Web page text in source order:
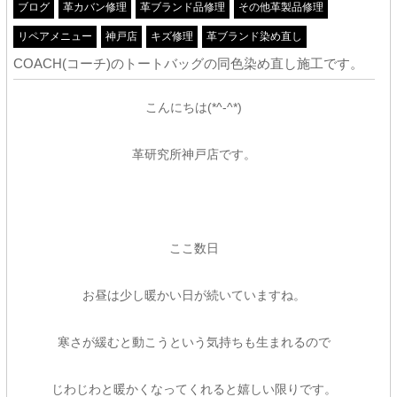
ブログ 革カバン修理 革ブランド品修理 その他革製品修理
リペアメニュー 神戸店 キズ修理 革ブランド染め直し
COACH(コーチ)のトートバッグの同色染め直し施工です。
こんにちは(*^-^*)
革研究所神戸店です。
ここ数日
お昼は少し暖かい日が続いていますね。
寒さが緩むと動こうという気持ちも生まれるので
じわじわと暖かくなってくれると嬉しい限りです。